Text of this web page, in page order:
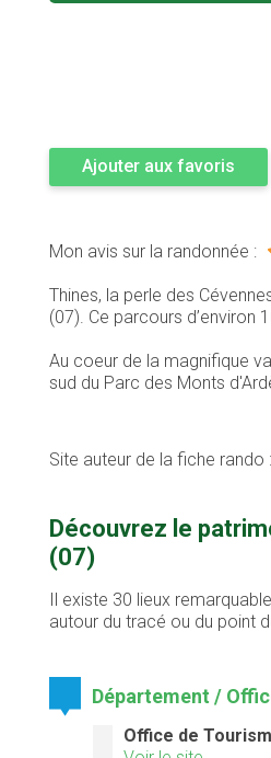
Ajouter aux favoris
Mon avis sur la randonnée :
Thines, la perle des
(07). Ce parcours d’environ
Au coeur de la magnifique
sud du Parc des Monts
Site auteur de la fiche rando :
Découvrez le
(07)
Il existe 30 lieux
autour du tracé ou du point
Département /
Office de